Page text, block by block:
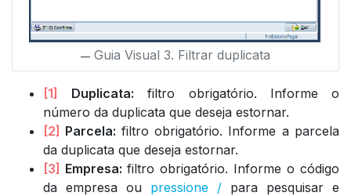
Guia Visual 3. Filtrar duplicata
[1] Duplicata: filtro obrigatório. Informe o
número da duplicata que deseja estornar.
[2] Parcela: filtro obrigatório. Informe a parcela
da duplicata que deseja estornar.
[3] Empresa: filtro obrigatório. Informe o código
da empresa ou pressione / para pesquisar e